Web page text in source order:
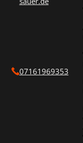
07161969353